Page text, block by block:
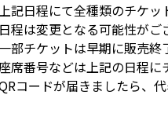
記日程にて全種類のチケッ
程は変更となる可能性がご
部チケットは早期に販売終
席番号などは上記の日程に
コードが届きましたら、